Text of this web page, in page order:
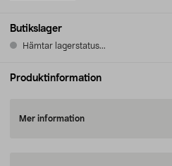
Butikslager
Hämtar lagerstatus...
Produktinformation
Mer information